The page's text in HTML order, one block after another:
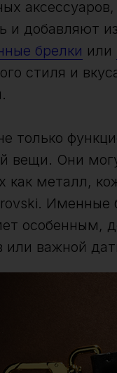
и добавляют
брелки или
стиля и
только
вещи. Они
как металл,
Именные
особенным,
или важной